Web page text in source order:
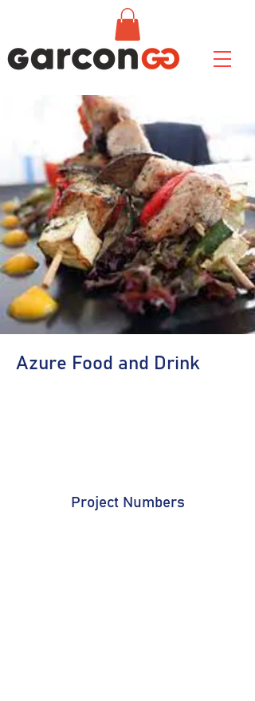
Azure Food and Drink
Project Numbers